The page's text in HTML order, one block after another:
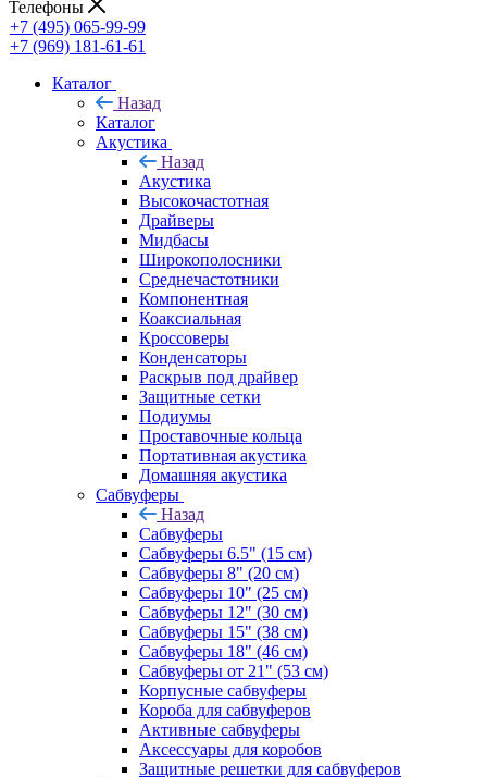
Телефоны
+7 (495) 065-99-99
+7 (969) 181-61-61
Каталог
Назад
Каталог
Акустика
Назад
Акустика
Высокочастотная
Драйверы
Мидбасы
Широкополосники
Среднечастотники
Компонентная
Коаксиальная
Кроссоверы
Конденсаторы
Раскрыв под драйвер
Защитные сетки
Подиумы
Проставочные кольца
Портативная акустика
Домашняя акустика
Сабвуферы
Назад
Сабвуферы
Сабвуферы 6.5" (15 см)
Сабвуферы 8" (20 см)
Сабвуферы 10" (25 см)
Сабвуферы 12" (30 см)
Сабвуферы 15" (38 см)
Сабвуферы 18" (46 см)
Сабвуферы от 21" (53 см)
Корпусные сабвуферы
Короба для сабвуферов
Активные сабвуферы
Аксессуары для коробов
Защитные решетки для сабвуферов